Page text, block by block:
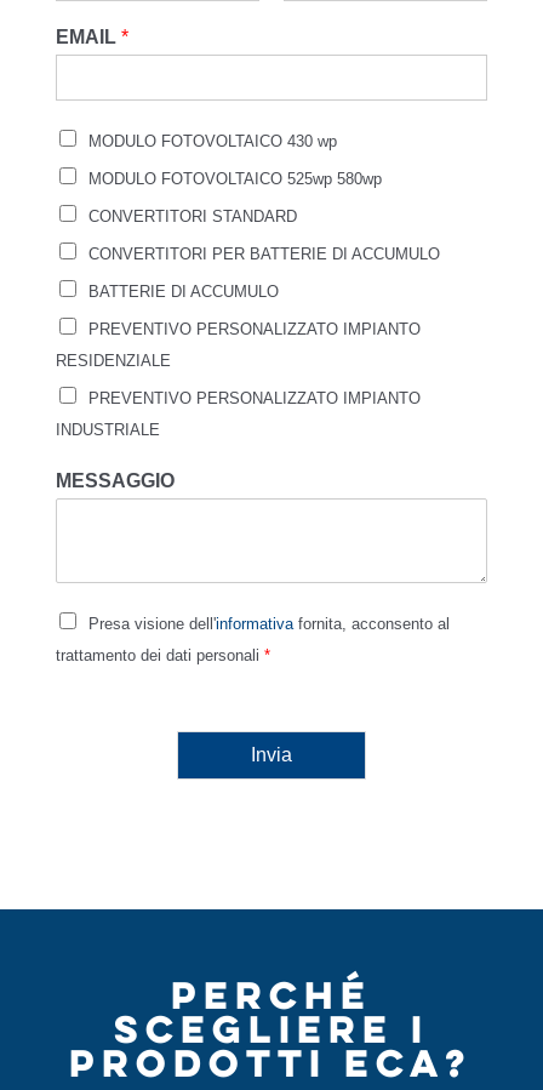
EMAIL *
MODULO FOTOVOLTAICO 430 wp
MODULO FOTOVOLTAICO 525wp 580wp
CONVERTITORI STANDARD
CONVERTITORI PER BATTERIE DI ACCUMULO
BATTERIE DI ACCUMULO
PREVENTIVO PERSONALIZZATO IMPIANTO
RESIDENZIALE
PREVENTIVO PERSONALIZZATO IMPIANTO
INDUSTRIALE
MESSAGGIO
Presa visione dell'informativafornita, acconsento al
trattamento dei dati personali *
Invia
PERCHÉ
SCEGLIERE I
PRODOTTI ECA?